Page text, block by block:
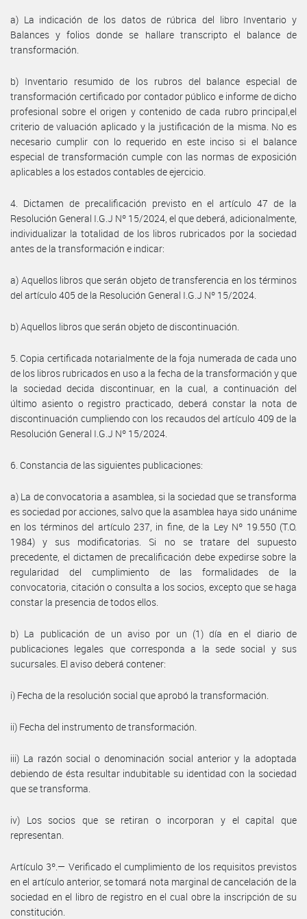
a) La indicación de los datos de rúbrica del libro Inventario y
Balances y folios donde se hallare transcripto el balance de
transformación.
b) Inventario resumido de los rubros del balance especial de
transformación certificado por contador público e informe de dicho
profesional sobre el origen y contenido de cada rubro principal,el
criterio de valuación aplicado y la justificación de la misma. No es
necesario cumplir con lo requerido en este inciso si el balance
especial de transformación cumple con las normas de exposición
aplicables a los estados contables de ejercicio.
4. Dictamen de precalificación previsto en el artículo 47 de la
Resolución General I.G.J Nº 15/2024, el que deberá, adicionalmente,
individualizar la totalidad de los libros rubricados por la sociedad
antes de la transformación e indicar:
a) Aquellos libros que serán objeto de transferencia en los términos
del artículo 405 de la Resolución General I.G.J Nº 15/2024.
b) Aquellos libros que serán objeto de discontinuación.
5. Copia certificada notarialmente de la foja numerada de cada uno
de los libros rubricados en uso a la fecha de la transformación y que
la sociedad decida discontinuar, en la cual, a continuación del
último asiento o registro practicado, deberá constar la nota de
discontinuación cumpliendo con los recaudos del artículo 409 de la
Resolución General I.G.J Nº 15/2024.
6. Constancia de las siguientes publicaciones:
a) La de convocatoria a asamblea, si la sociedad que se transforma
es sociedad por acciones, salvo que la asamblea haya sido unánime
en los términos del artículo 237, in fine, de la Ley Nº 19.550 (T.O.
1984) y sus modificatorias. Si no se tratare del supuesto
precedente, el dictamen de precalificación debe expedirse sobre la
regularidad del cumplimiento de las formalidades de la
convocatoria, citación o consulta a los socios, excepto que se haga
constar la presencia de todos ellos.
b) La publicación de un aviso por un (1) día en el diario de
publicaciones legales que corresponda a la sede social y sus
sucursales. El aviso deberá contener:
i) Fecha de la resolución social que aprobó la transformación.
ii) Fecha del instrumento de transformación.
iii) La razón social o denominación social anterior y la adoptada
debiendo de ésta resultar indubitable su identidad con la sociedad
que se transforma.
iv) Los socios que se retiran o incorporan y el capital que
representan.
Artículo 3º.— Verificado el cumplimiento de los requisitos previstos
en el artículo anterior, se tomará nota marginal de cancelación de la
sociedad en el libro de registro en el cual obre la inscripción de su
constitución.